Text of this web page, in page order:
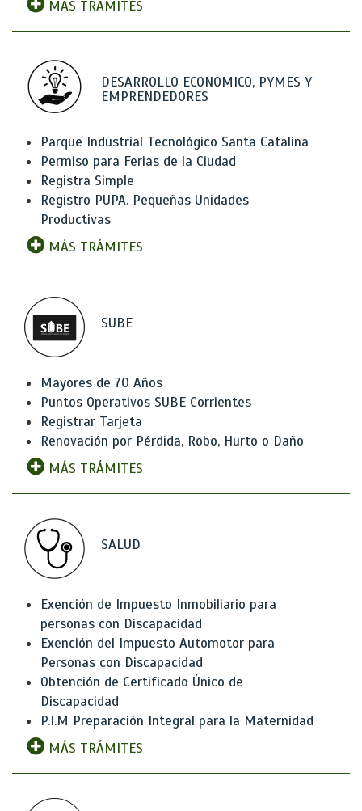
MÁS TRÁMITES
DESARROLLO ECONOMICO, PYMES Y
EMPRENDEDORES
Parque Industrial Tecnológico Santa Catalina
Permiso para Ferias de la Ciudad
Registra Simple
Registro PUPA. Pequeñas Unidades
Productivas
MÁS TRÁMITES
SUBE
Mayores de 70 Años
Puntos Operativos SUBE Corrientes
Registrar Tarjeta
Renovación por Pérdida, Robo, Hurto o Daño
MÁS TRÁMITES
SALUD
Exención de Impuesto Inmobiliario para
personas con Discapacidad
Exención del Impuesto Automotor para
Personas con Discapacidad
Obtención de Certificado Único de
Discapacidad
P.I.M Preparación Integral para la Maternidad
MÁS TRÁMITES